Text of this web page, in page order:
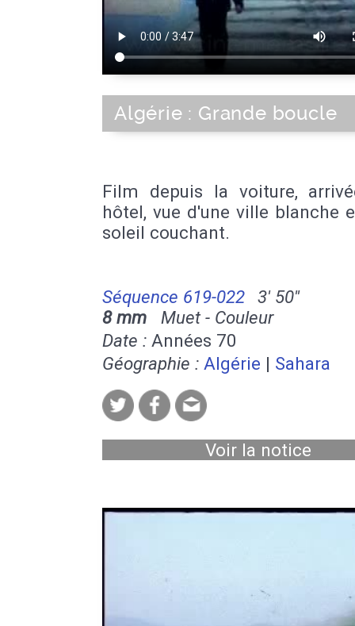
Algérie : Grande boucle
Film depuis la voiture,
hôtel, vue d'une ville blanche
soleil couchant.
Séquence 619-022
3' 50''
8 mm Muet - Couleur
Date : Années 70
Géographie : Algérie | Sahara
Voir la notice